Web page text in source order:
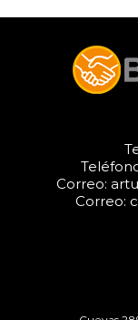
Correo:
Correo: